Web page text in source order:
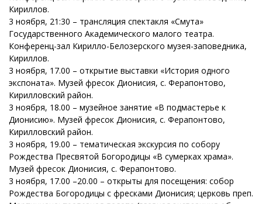
Кириллов.
3 ноября, 21:30 – трансляция спектакля «Смута»
Государственного Академического малого театра.
Конференц-зал Кирилло-Белозерского музея-заповедника,
Кириллов.
3 ноября, 17.00 – открытие выставки «История одного
экспоната». Музей фресок Дионисия, с. Ферапонтово,
Кирилловский район.
3 ноября, 18.00 – музейное занятие «В подмастерье к
Дионисию». Музей фресок Дионисия, с. Ферапонтово,
Кирилловский район.
3 ноября, 19.00 – тематическая экскурсия по собору
Рождества Пресвятой Богородицы «В сумерках храма».
Музей фресок Дионисия, с. Ферапонтово.
3 ноября, 17.00 –20.00 – открыты для посещения: собор
Рождества Богородицы с фресками Дионисия; церковь преп.